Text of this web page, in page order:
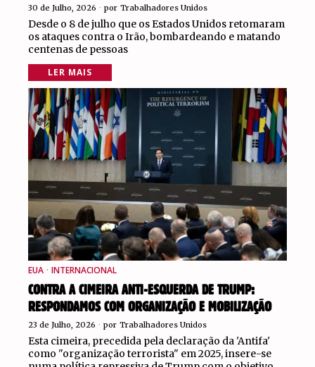
30 de Julho, 2026 por Trabalhadores Unidos
Desde o 8 de julho que os Estados Unidos retomaram
os ataques contra o Irão, bombardeando e matando
centenas de pessoas
LER MAIS
EUA · INTERNACIONAL
CONTRA A CIMEIRA ANTI-ESQUERDA DE TRUMP:
RESPONDAMOS COM ORGANIZAÇÃO E MOBILIZAÇÃO
23 de Julho, 2026 por Trabalhadores Unidos
Esta cimeira, precedida pela declaração da 'Antifa'
como "organização terrorista" em 2025, insere-se